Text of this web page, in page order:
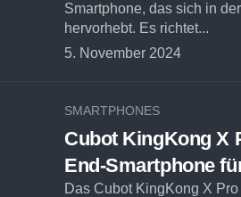
Smartphone, das sich in
hervorhebt. Es richtet...
5. November 2024
SMARTPHONES
Cubot KingKong X
End-Smartphone
Das Cubot KingKong X